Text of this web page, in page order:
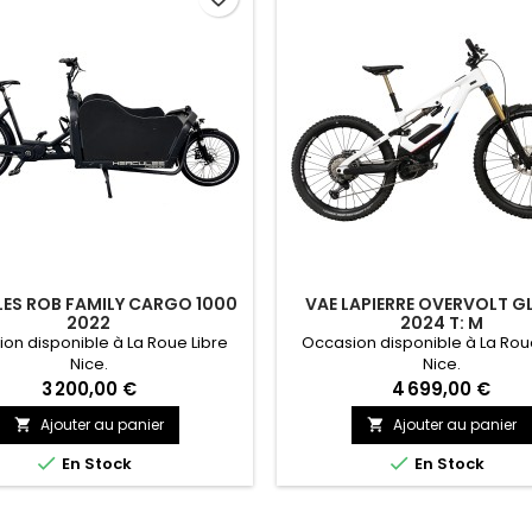
ROB FAMILY CARGO 1000
2022
disponible à La Roue Libre
Nice.
3 200,00 €
 Ajouter au panier
 En Stock
VAE LAPIERRE OVERVOLT
2024 T: M
Occasion disponible à La
Nice.
4 699,00 €
 Ajouter au panier
 En Stock